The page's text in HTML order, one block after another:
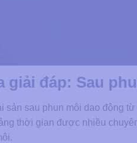
giải đáp: Sau
sản sau phun môi dao động
thời gian được nhiều